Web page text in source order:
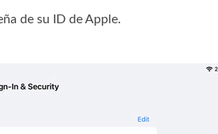
de su ID de Apple.